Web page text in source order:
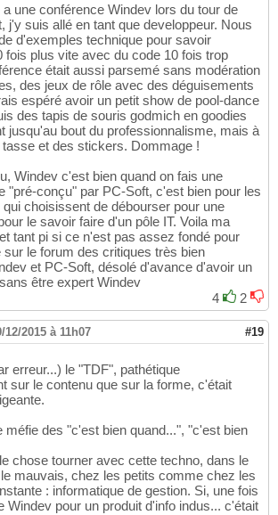
une conférence Windev lors du tour de
j'y suis allé en tant que developpeur. Nous
d'exemples technique pour savoir
fois plus vite avec du code 10 fois trop
était aussi parsemé sans modération
des jeux de rôle avec des déguisements
espéré avoir un petit show de pool-dance
des tapis de souris godmich en goodies
jusqu'au bout du professionnalisme, mais à
tasse et des stickers. Dommage !
Windev c'est bien quand on fais une
"pré-conçu" par PC-Soft, c'est bien pour les
choisissent de débourser pour une
le savoir faire d'un pôle IT. Voila ma
tant pi si ce n'est pas assez fondé pour
le forum des critiques très bien
et PC-Soft, désolé d'avance d'avoir un
être expert Windev
4
2
12/2015 à 11h07 #19
erreur...) le "TDF", pathétique
sur le contenu que sur la forme, c'était
méfie des "c'est bien quand...", "c'est bien
chose tourner avec cette techno, dans le
mauvais, chez les petits comme chez les
: informatique de gestion. Si, une fois
Windev pour un produit d'info indus... c'était